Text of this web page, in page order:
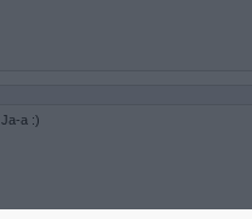
Ja-a :)